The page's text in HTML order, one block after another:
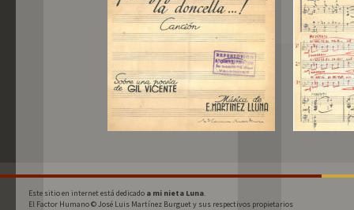
Este sitio en internet está dedicado a mi nieta Luna.
El Factor Humano © José Luis Martínez Burguet y sus respectivos propietarios